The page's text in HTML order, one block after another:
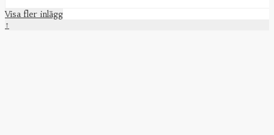
Visa fler inlägg
↑